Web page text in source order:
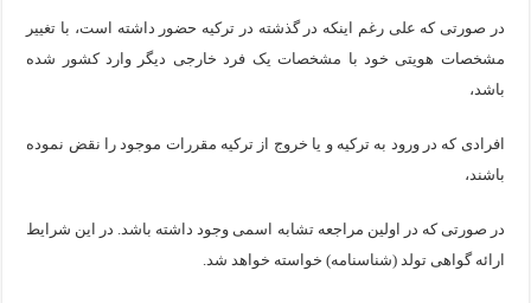
ویژگی‌های مثبت شخصیت در زبان ترکی استانبولی
موزه افسانه‌های کارتال استانبول؛ سفری به دنیای قصه‌ها در
موزه ساعت کاخ توپکاپی استانبول
در صورتی که علی رغم اینکه در گذشته در ترکیه حضور داشته است، با تغییر
مشخصات هویتی خود با مشخصات یک فرد خارجی دیگر وارد کشور شده
باشد،
افرادی که در ورود به ترکیه و یا خروج از ترکیه مقررات موجود را نقض نموده
باشند،
در صورتی که در اولین مراجعه تشابه اسمی وجود داشته باشد. در این شرایط
ارائه گواهی تولد (شناسنامه) خواسته خواهد شد.